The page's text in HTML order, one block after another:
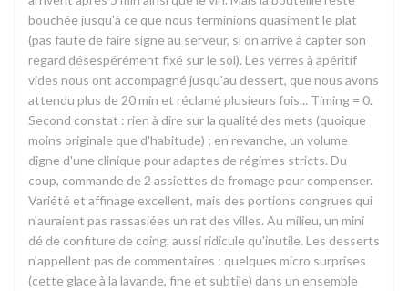
bouchée jusqu'à ce que nous terminions quasiment le plat
(pas faute de faire signe au serveur, si on arrive à capter son
regard désespérément fixé sur le sol). Les verres à apéritif
vides nous ont accompagné jusqu'au dessert, que nous avons
attendu plus de 20 min et réclamé plusieurs fois... Timing = 0.
Second constat : rien à dire sur la qualité des mets (quoique
moins originale que d'habitude) ; en revanche, un volume
digne d'une clinique pour adaptes de régimes stricts. Du
coup, commande de 2 assiettes de fromage pour compenser.
Variété et affinage excellent, mais des portions congrues qui
n'auraient pas rassasiées un rat des villes. Au milieu, un mini
dé de confiture de coing, aussi ridicule qu'inutile. Les desserts
n'appellent pas de commentaires : quelques micro surprises
(cette glace à la lavande, fine et subtile) dans un ensemble